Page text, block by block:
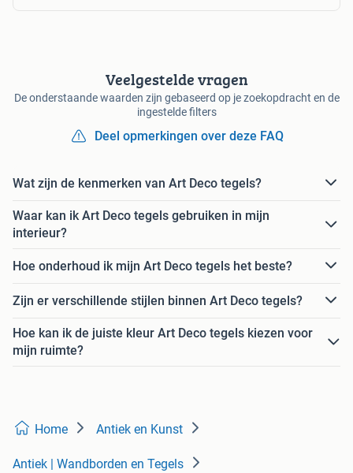
Veelgestelde vragen
De onderstaande waarden zijn gebaseerd op je zoekopdracht en de
ingestelde filters
Deel opmerkingen over deze FAQ
Wat zijn de kenmerken van Art Deco tegels?
Waar kan ik Art Deco tegels gebruiken in mijn
interieur?
Hoe onderhoud ik mijn Art Deco tegels het beste?
Zijn er verschillende stijlen binnen Art Deco tegels?
Hoe kan ik de juiste kleur Art Deco tegels kiezen voor
mijn ruimte?
Home Antiek en Kunst
Antiek | Wandborden en Tegels